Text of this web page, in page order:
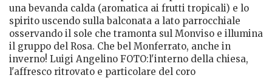
una bevanda calda (aromatica ai frutti tropicali) e lo
spirito uscendo sulla balconata a lato parrocchiale
osservando il sole che tramonta sul Monviso e illumina
il gruppo del Rosa. Che bel Monferrato, anche in
inverno! Luigi Angelino FOTO:l'interno della chiesa,
l'affresco ritrovato e particolare del coro